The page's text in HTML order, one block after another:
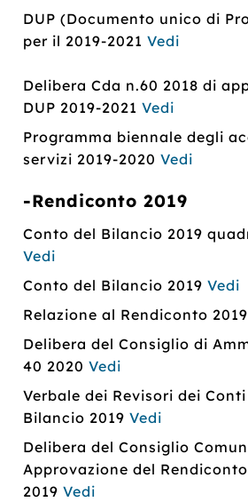
DUP (Documento unico di
per il 2019-2021Vedi
Delibera Cda n.60 2018 di
DUP 2019-2021Vedi
Programma biennale degli
servizi 2019-2020Vedi
-Rendiconto 2019
Conto del Bilancio 2019
Vedi
Conto del Bilancio 2019Vedi
Relazione al Rendiconto
Delibera del Consiglio di
40 2020Vedi
Verbale dei Revisori dei
Bilancio 2019Vedi
Delibera del Consiglio
Approvazione del
2019Vedi